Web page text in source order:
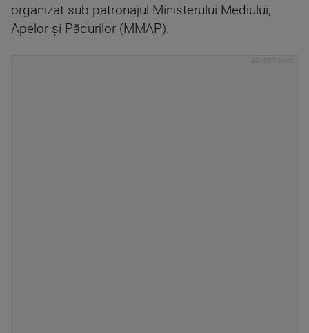
organizat sub patronajul Ministerului Mediului,
Apelor şi Pădurilor (MMAP).